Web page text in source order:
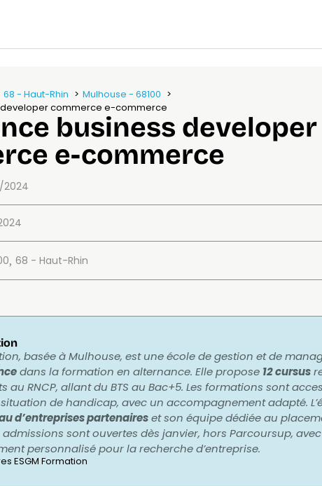
68 - Haut-Rhin
Mulhouse - 68100
commerce e-commerce
business developer
e-commerce
2024
, 68 - Haut-Rhin
basée à Mulhouse, est une école de gestion et de
dans la formation en alternance. Elle propose 12 cursus
au RNCP, allant du BTS au Bac+5. Les formations sont
de handicap, avec un accompagnement adapté.
d’entreprises partenaireset son équipe dédiée au
admissions sont ouvertes dès janvier, hors Parcoursup,
personnalisé pour la recherche d’entreprise.
ESGM Formation